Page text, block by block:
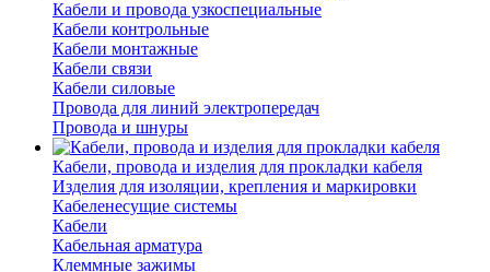
Кабели и провода узкоспециальные
Кабели контрольные
Кабели монтажные
Кабели связи
Кабели силовые
Провода для линий электропередач
Провода и шнуры
Кабели, провода и изделия для прокладки кабеля
Изделия для изоляции, крепления и маркировки
Кабеленесущие системы
Кабели
Кабельная арматура
Клеммные зажимы